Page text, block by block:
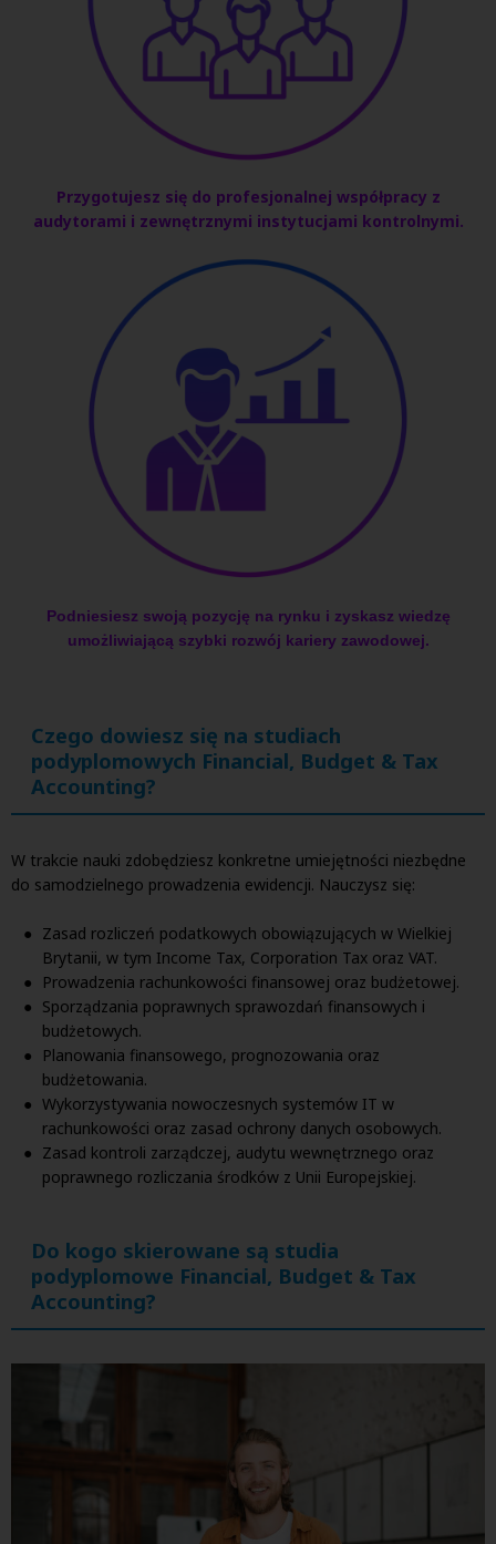
Przygotujesz się do profesjonalnej współpracy z
audytorami i zewnętrznymi instytucjami kontrolnymi.
Podniesiesz swoją pozycję na rynku i zyskasz wiedzę
umożliwiającą szybki rozwój kariery zawodowej.
Czego dowiesz się na studiach
podyplomowych Financial, Budget & Tax
Accounting?
W trakcie nauki zdobędziesz konkretne umiejętności niezbędne
do samodzielnego prowadzenia ewidencji. Nauczysz się:
Zasad rozliczeń podatkowych obowiązujących w Wielkiej
Brytanii, w tym Income Tax, Corporation Tax oraz VAT.
Prowadzenia rachunkowości finansowej oraz budżetowej.
Sporządzania poprawnych sprawozdań finansowych i
budżetowych.
Planowania finansowego, prognozowania oraz
budżetowania.
Wykorzystywania nowoczesnych systemów IT w
rachunkowości oraz zasad ochrony danych osobowych.
Zasad kontroli zarządczej, audytu wewnętrznego oraz
poprawnego rozliczania środków z Unii Europejskiej.
Do kogo skierowane są studia
podyplomowe Financial, Budget & Tax
Accounting?